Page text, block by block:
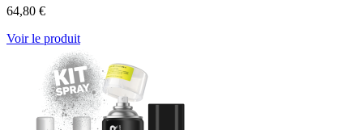
64,80 €
Voir le produit